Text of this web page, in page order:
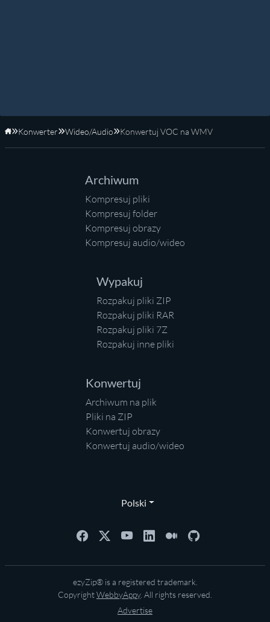
Strona główna
Konwerter Wideo/Audio Konwertuj VOC na WMV
Archiwum
Kompresuj pliki
Kompresuj folder
Kompresuj obrazy
Kompresuj audio/wideo
Wypakuj
Rozpakuj pliki ZIP
Rozpakuj pliki RAR
Rozpakuj pliki 7Z
Rozpakuj inne pliki
Konwertuj
Archiwum na plik
Pliki na ZIP
Konwertuj obrazy
Konwertuj audio/wideo
Polski
ezyZip® is a registered trademark.
CopyrightWebbyAppy. All rights reserved.
Advertise